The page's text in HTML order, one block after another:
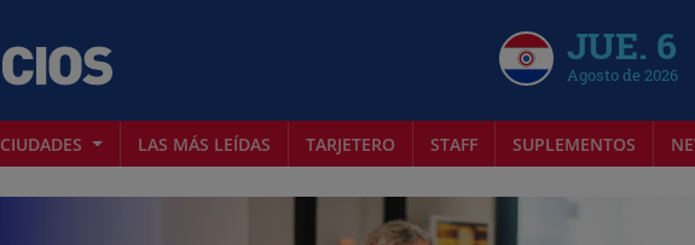
JUE. 6
Agosto de 2026
CIUDADES LAS MÁS LEÍDAS TARJETERO STAFF SUPLEMENTOS